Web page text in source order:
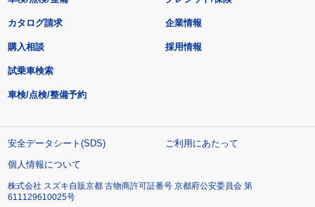
カタログ請求
購入相談
試乗車検索
車検/点検/整備予約
企業情報
採用情報
安全データシート(SDS)
ご利用にあたって
個人情報について
株式会社 スズキ自販京都 古物商許可証番号 京都府公安委員会 第
611129610025号